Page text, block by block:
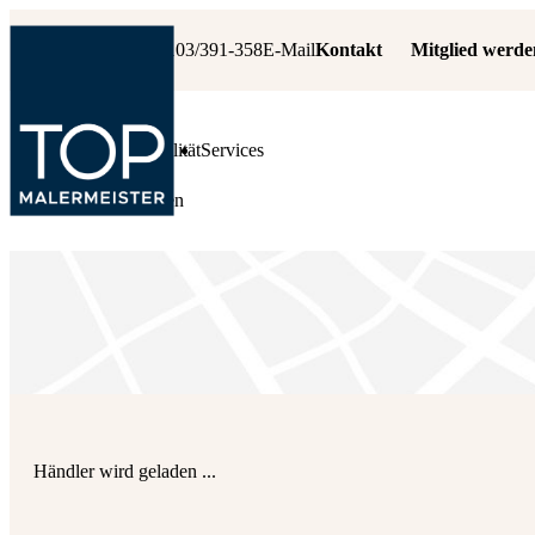
+49 6103/391-358E-MailKontakt Mitglied
Leistungen QualitätServices
Fachbetrieb suchen
Händler wird geladen ...